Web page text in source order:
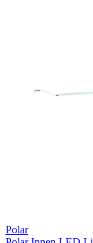
Polar